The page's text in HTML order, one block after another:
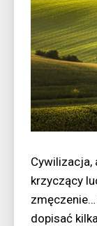
Cywilizacja,
krzyczący
dopisać